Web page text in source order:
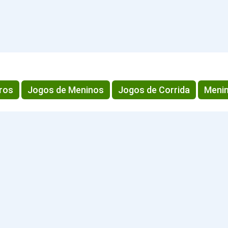
Jogos de Meninos Jogos de Corrida